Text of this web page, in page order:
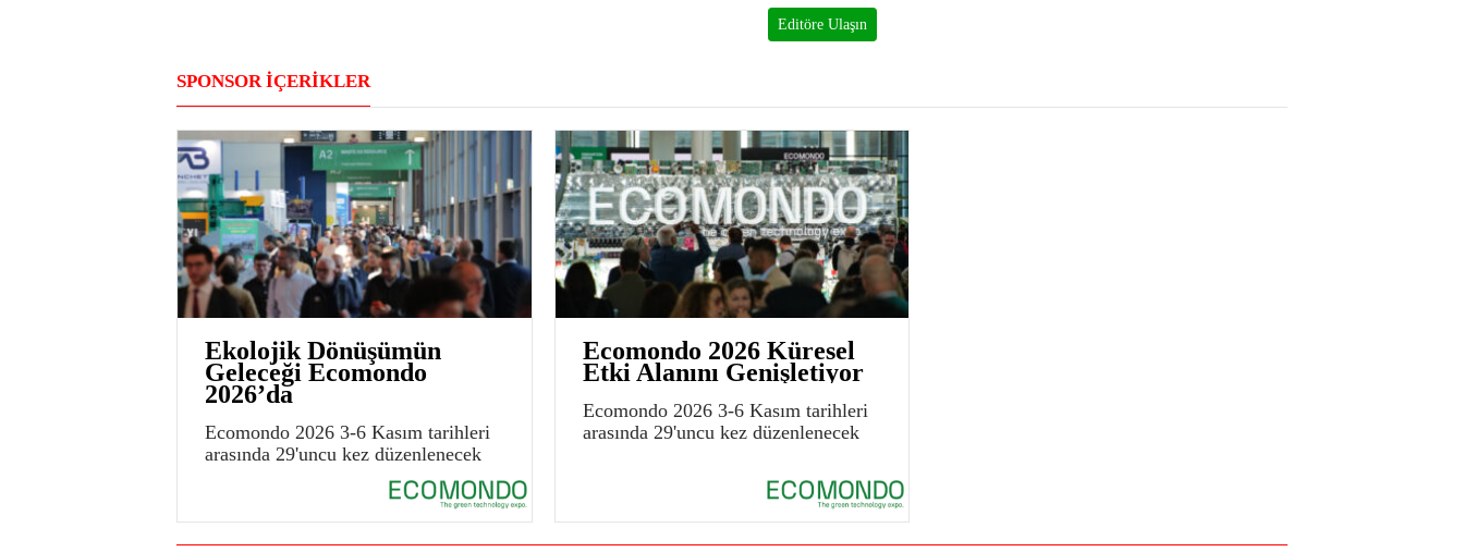
Editöre Ulaşın
SPONSOR İÇERİKLER
Ekolojik Dönüşümün
Geleceği Ecomondo
2026’da
Ecomondo 2026 3-6 Kasım tarihleri
arasında 29'uncu kez düzenlenecek
Ecomondo 2026 Küresel
Etki Alanını Genişletiyor
Ecomondo 2026 3-6 Kasım tarihleri
arasında 29'uncu kez düzenlenecek